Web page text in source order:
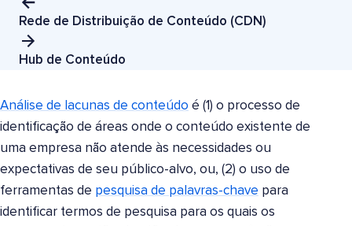
Rede de Distribuição de Conteúdo (CDN)
Hub de Conteúdo
Análise de lacunas de conteúdo é (1) o processo de
identificação de áreas onde o conteúdo existente de
uma empresa não atende às necessidades ou
expectativas de seu público-alvo, ou, (2) o uso de
ferramentas de pesquisa de palavras-chave para
identificar termos de pesquisa para os quais os